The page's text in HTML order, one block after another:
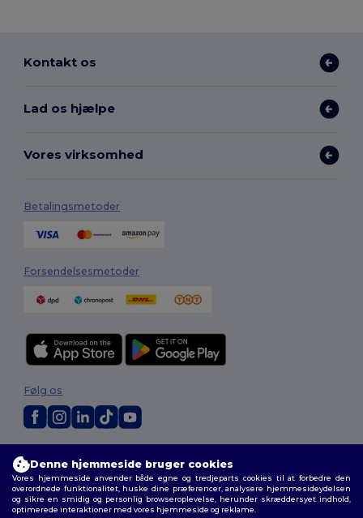
Kontakt os
Lad os hjælpe
Vores virksomhed
Betalingsmetoder
Forsendelsesmetoder
Vilkår og Betingelser|Tilpasset politik |Fortrolighedspolitik
cookies|Sitemap
Følg os
Denne hjemmeside bruger cookies
Vores hjemmeside anvender både egne og tredjeparts cookies til at forbedre den
overordnede funktionalitet, huske dine præferencer, analysere hjemmesideydelsen
og sikre en smidig og personlig browseroplevelse, herunder skræddersyet indhold,
optimerede interaktioner med vores hjemmeside og reklame.